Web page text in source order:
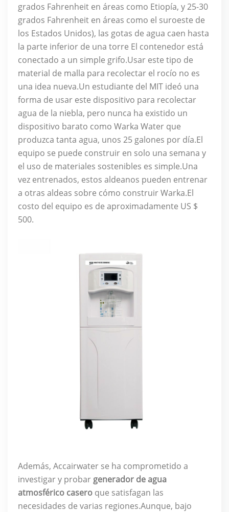
grados Fahrenheit en áreas como Etiopía, y 25-30
grados Fahrenheit en áreas como el suroeste de
los Estados Unidos), las gotas de agua caen hasta
la parte inferior de una torre El contenedor está
conectado a un simple grifo.Usar este tipo de
material de malla para recolectar el rocío no es
una idea nueva.Un estudiante del MIT ideó una
forma de usar este dispositivo para recolectar
agua de la niebla, pero nunca ha existido un
dispositivo barato como Warka Water que
produzca tanta agua, unos 25 galones por día.El
equipo se puede construir en solo una semana y
el uso de materiales sostenibles es simple.Una
vez entrenados, estos aldeanos pueden entrenar
a otras aldeas sobre cómo construir Warka.El
costo del equipo es de aproximadamente US $
500.
Además, Accairwater se ha comprometido a
investigar y probar generador de agua
atmosférico casero que satisfagan las
necesidades de varias regiones.Aunque, bajo